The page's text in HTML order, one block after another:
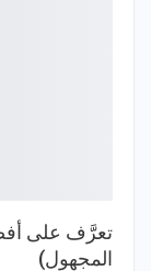
المجهول)